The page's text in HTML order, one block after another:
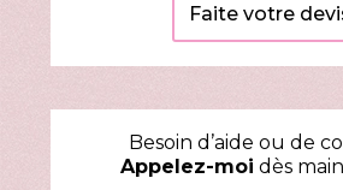
Faite votre
Besoin d’aide ou de
Appelez-moi dès